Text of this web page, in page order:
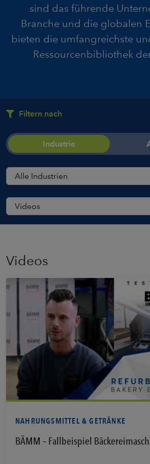
sind das führende
Branche und die globalen
bieten die umfangreichste
Ressourcenbibliothek
Filtern nach
Industrie
Videos
NAHRUNGSMITTEL & GETRÄNKE
BÄMM – Fallbeispiel
Erfahren Sie mehr